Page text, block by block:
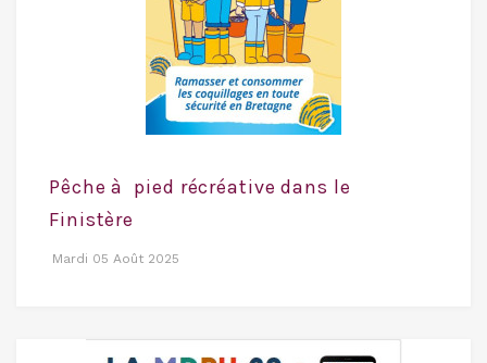
Pêche à pied récréative dans le
Finistère
Mardi 05 Août 2025